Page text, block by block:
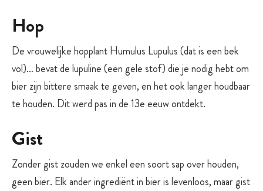
Hop
De vrouwelijke hopplant Humulus Lupulus (dat is een bek
vol)… bevat de lupuline (een gele stof) die je nodig hebt om
bier zijn bittere smaak te geven, en het ook langer houdbaar
te houden. Dit werd pas in de 13e eeuw ontdekt.
Gist
Zonder gist zouden we enkel een soort sap over houden,
geen bier. Elk ander ingrediënt in bier is levenloos, maar gist